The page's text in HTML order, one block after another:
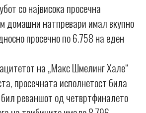
со највисока просечна
домашни натпревари имал вкупно
просечно по 6.758 на еден
на „Макс Шмелинг Хале“
просечната исполнетост била
реваншот од четвртфиналето